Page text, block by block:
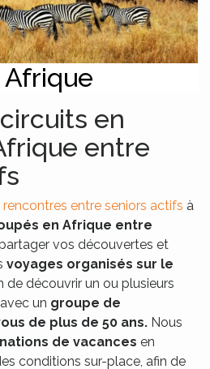
Afrique
en
entre
entre seniors actifs à
en Afrique entre
partager vos découvertes et
voyages organisés sur le
de découvrir un ou plusieurs
un groupe de
de plus de 50 ans. Nous
de vacances en
conditions sur-place, afin de